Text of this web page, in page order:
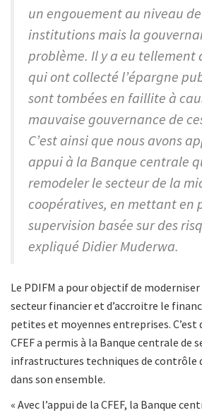
un engouement au niveau
institutions mais la
problème. Il y a eu tellement
qui ont collecté l’épargne
sont tombées en faillite à
mauvaise gouvernance de
C’est ainsi que nous avons
appui à la Banque centrale
remodeler le secteur de la
coopératives, en mettant en
supervision basée sur des
expliqué Didier Muderwa.
Le PDIFM a pour objectif de
secteur financier et d’accroitre le
petites et moyennes entreprises. C’est
CFEF a permis à la Banque centrale de
infrastructures techniques de contrôle
dans son ensemble.
« Avec l’appui de la CFEF, la Banque